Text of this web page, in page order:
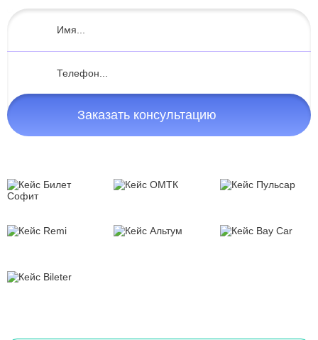
Заказать консультацию